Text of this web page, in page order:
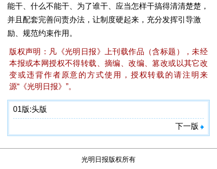
能干、什么不能干、为了谁干、应当怎样干搞得清清楚楚，
并且配套完善问责办法，让制度硬起来，充分发挥引导激
励、规范约束作用。
版权声明：凡《光明日报》上刊载作品（含标题），未经
本报或本网授权不得转载、摘编、改编、篡改或以其它改
变或违背作者原意的方式使用，授权转载的请注明来
源“《光明日报》”。
01版:头版
下一版
光明日报版权所有